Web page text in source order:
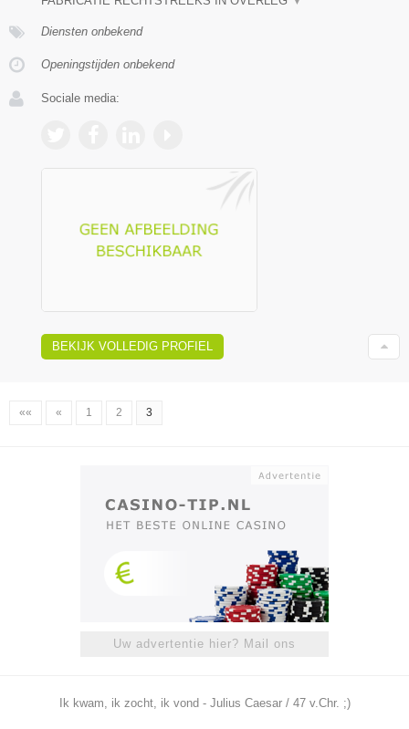
Diensten onbekend
Openingstijden onbekend
Sociale media:
BEKIJK VOLLEDIG PROFIEL
«« « 1 2 3
Uw advertentie hier? Mail ons
Ik kwam, ik zocht, ik vond - Julius Caesar / 47 v.Chr. ;)